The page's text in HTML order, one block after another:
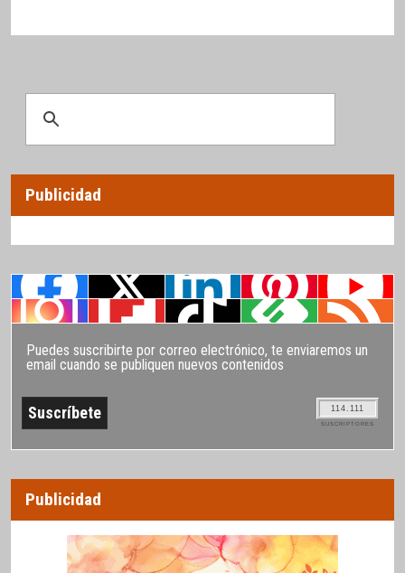
Publicidad
Puedes suscribirte por correo electrónico, te enviaremos un
email cuando se publiquen nuevos contenidos
114.111
SUSCRIPTORES
Publicidad